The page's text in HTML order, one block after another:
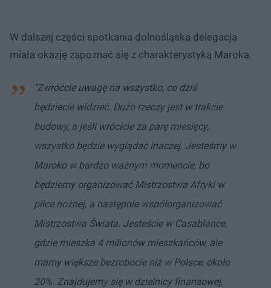
W dalszej części spotkania dolnośląska delegacja
miała okazję zapoznać się z charakterystyką Maroka.
"Zwróćcie uwagę na wszystko, co dziś
będziecie widzieć. Dużo rzeczy jest w trakcie
budowy, a jeśli wrócicie za parę miesięcy,
wszystko będzie wyglądać inaczej. Jesteśmy w
Maroko w bardzo ważnym momencie, bo
będziemy organizować Mistrzostwa Afryki w
piłce nożnej, a następnie współorganizować
Mistrzostwa Świata. Jesteście w Casablance,
gdzie mieszka 4 milionów mieszkańców, ale
mamy większe bezrobocie niż w Polsce, około
20%. Znajdujemy się w dzielnicy finansowej,